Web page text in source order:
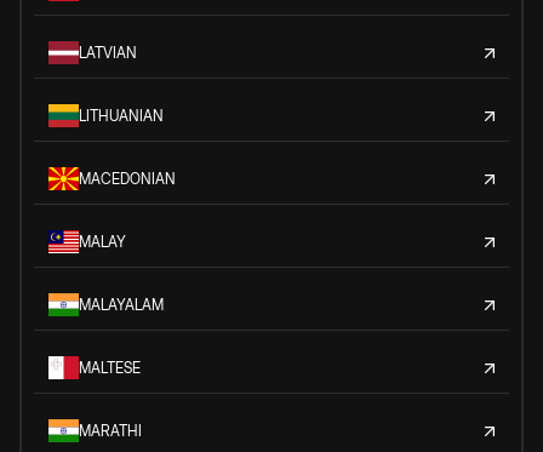
LATVIAN
LITHUANIAN
MACEDONIAN
MALAY
MALAYALAM
MALTESE
MARATHI